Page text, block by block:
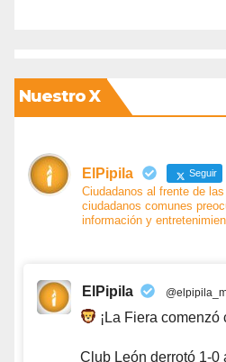
Nuestro X
ElPipila Seguir
Ciudadanos al frente de
ciudadanos comunes
información y
ElPipila
¡La Fiera
Club León derrotó 1-0